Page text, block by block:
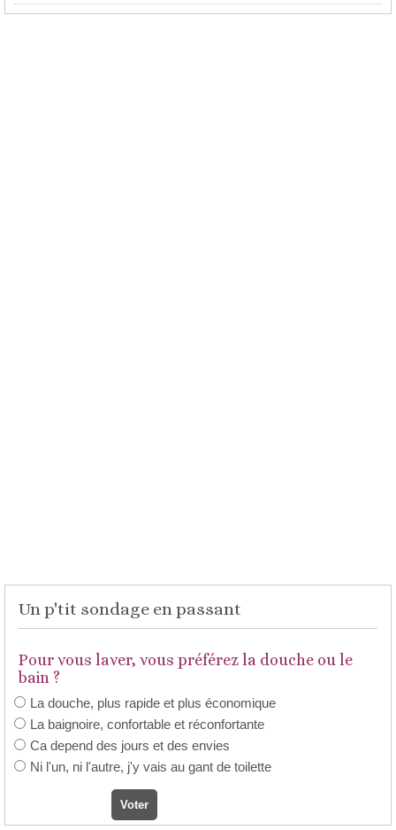
Un p'tit sondage en passant
Pour vous laver, vous préférez la douche ou le
bain ?
La douche, plus rapide et plus économique
La baignoire, confortable et réconfortante
Ca depend des jours et des envies
Ni l'un, ni l'autre, j'y vais au gant de toilette